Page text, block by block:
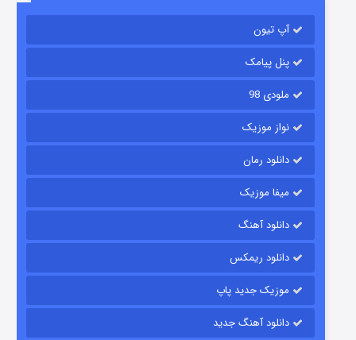
باب اسفنجی فصل ۱۷
قسمت6 (زیرنویس) منتشر شد
قسمت15 (دوبله) منتشر شد
آپ تیون
پنل پیامک
ملودی 98
نواز موزیک
دانلود رمان
میفا موزیک
دانلود آهنگ
دانلود ریمکس
موزیک جدید پاپ
دانلود آهنگ جدید